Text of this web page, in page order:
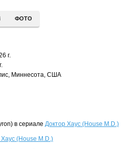
ФОТО
г.
Миннесота, США
в сериале Доктор Хаус (House M.D.)
(House M.D.)